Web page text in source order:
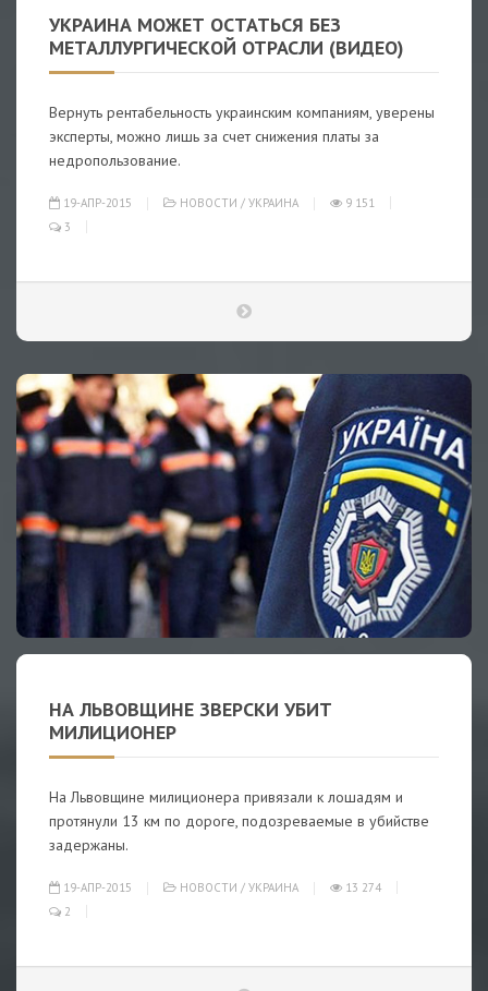
УКРАИНА МОЖЕТ ОСТАТЬСЯ БЕЗ
МЕТАЛЛУРГИЧЕСКОЙ ОТРАСЛИ (ВИДЕО)
Вернуть рентабельность украинским компаниям, уверены
эксперты, можно лишь за счет снижения платы за
недропользование.
19-АПР-2015 НОВОСТИ / УКРАИНА
9 151
3
НА ЛЬВОВЩИНЕ ЗВЕРСКИ УБИТ
МИЛИЦИОНЕР
На Львовщине милиционера привязали к лошадям и
протянули 13 км по дороге, подозреваемые в убийстве
задержаны.
19-АПР-2015 НОВОСТИ / УКРАИНА
13 274
2